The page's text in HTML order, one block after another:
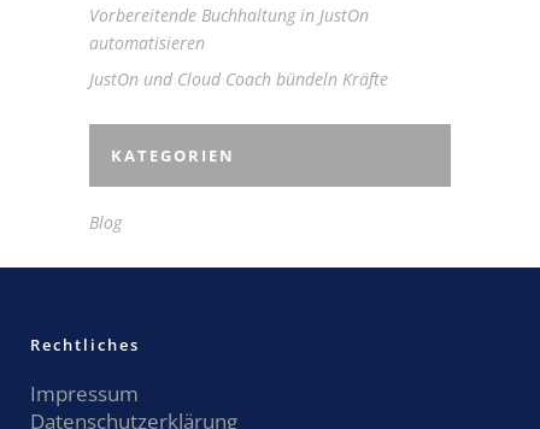
Vorbereitende Buchhaltung in JustOn
automatisieren
JustOn und Cloud Coach bündeln Kräfte
KATEGORIEN
Blog
Rechtliches
Impressum
Datenschutzerklärung